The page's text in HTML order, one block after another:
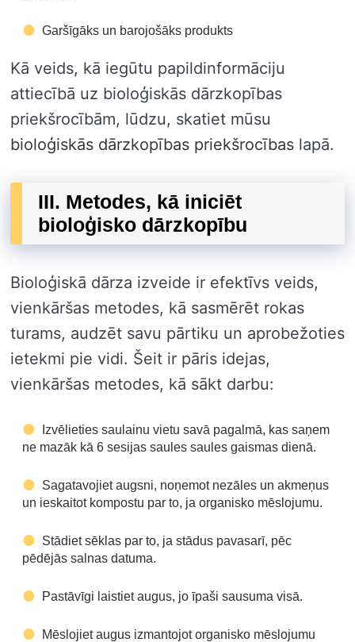
Garšīgāks un barojošāks produkts
Kā veids, kā iegūtu papildinformāciju
attiecībā uz bioloģiskās dārzkopības
priekšrocībām, lūdzu, skatiet mūsu
bioloģiskās dārzkopības priekšrocības lapā.
III. Metodes, kā iniciēt
bioloģisko dārzkopību
Bioloģiskā dārza izveide ir efektīvs veids,
vienkāršas metodes, kā sasmērēt rokas
turams, audzēt savu pārtiku un aprobežoties
ietekmi pie vidi. Šeit ir pāris idejas,
vienkāršas metodes, kā sākt darbu:
Izvēlieties saulainu vietu savā pagalmā, kas saņem
ne mazāk kā 6 sesijas saules saules gaismas dienā.
Sagatavojiet augsni, noņemot nezāles un akmeņus
un ieskaitot kompostu par to, ja organisko mēslojumu.
Stādiet sēklas par to, ja stādus pavasarī, pēc
pēdējās salnas datuma.
Pastāvīgi laistiet augus, jo īpaši sausuma visā.
Mēslojiet augus izmantojot organisko mēslojumu